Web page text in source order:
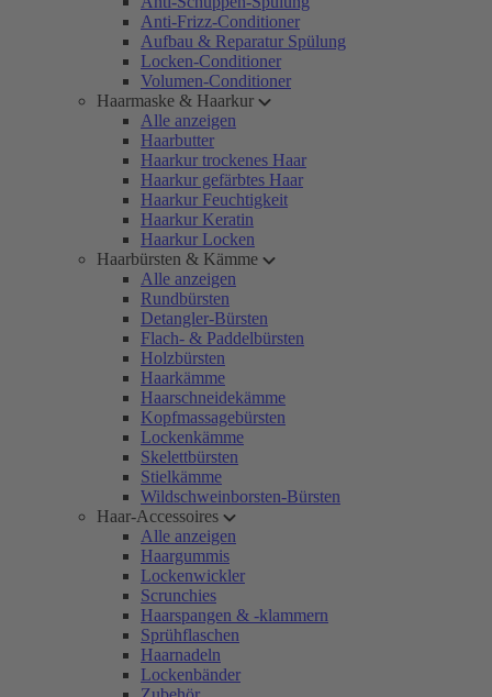
Anti-Frizz-Conditioner
Aufbau & Reparatur Spülung
Locken-Conditioner
Volumen-Conditioner
Haarmaske & Haarkur
Alle anzeigen
Haarbutter
Haarkur trockenes Haar
Haarkur gefärbtes Haar
Haarkur Feuchtigkeit
Haarkur Keratin
Haarkur Locken
Haarbürsten & Kämme
Alle anzeigen
Rundbürsten
Detangler-Bürsten
Flach- & Paddelbürsten
Holzbürsten
Haarkämme
Haarschneidekämme
Kopfmassagebürsten
Lockenkämme
Skelettbürsten
Stielkämme
Wildschweinborsten-Bürsten
Haar-Accessoires
Alle anzeigen
Haargummis
Lockenwickler
Scrunchies
Haarspangen & -klammern
Sprühflaschen
Haarnadeln
Lockenbänder